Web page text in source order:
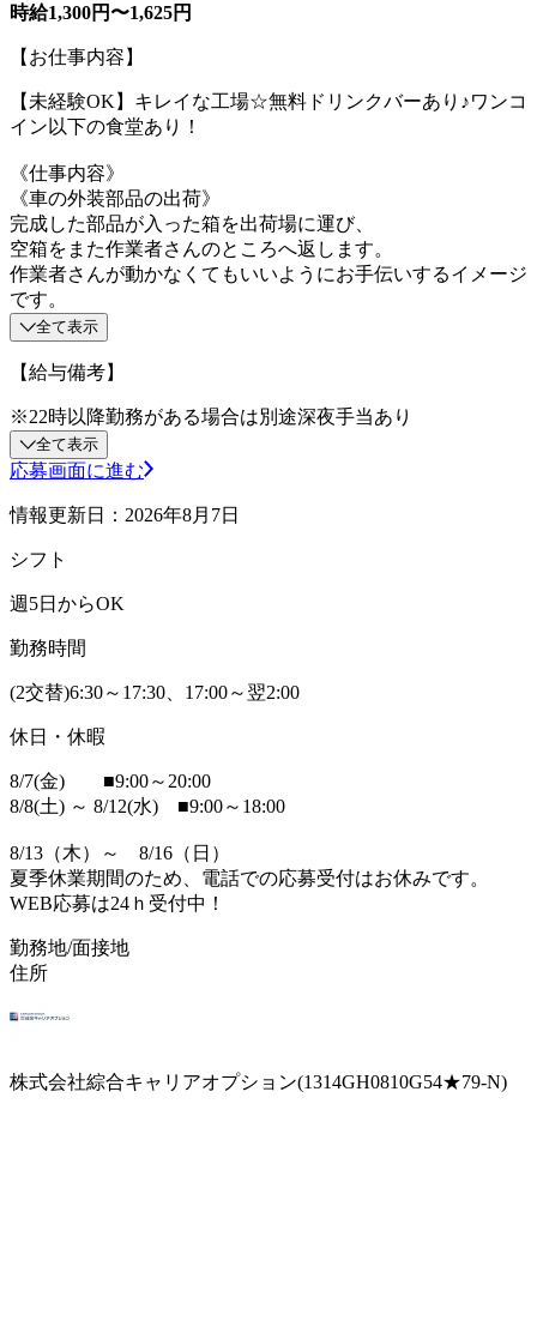
時給1,300円〜1,625円
【お仕事内容】
【未経験OK】キレイな工場☆無料ドリンクバーあり♪ワンコ
イン以下の食堂あり！
《仕事内容》
《車の外装部品の出荷》
完成した部品が入った箱を出荷場に運び、
空箱をまた作業者さんのところへ返します。
作業者さんが動かなくてもいいようにお手伝いするイメージ
です。
全て表示
【給与備考】
※22時以降勤務がある場合は別途深夜手当あり
全て表示
応募画面に進む
情報更新日：2026年8月7日
シフト
週5日からOK
勤務時間
(2交替)6:30～17:30、17:00～翌2:00
休日・休暇
8/7(金) ■9:00～20:00
8/8(土) ～ 8/12(水) ■9:00～18:00
8/13（木）～ 8/16（日）
夏季休業期間のため、電話での応募受付はお休みです。
WEB応募は24ｈ受付中！
勤務地/面接地
住所
株式会社綜合キャリアオプション(1314GH0810G54★79-N)